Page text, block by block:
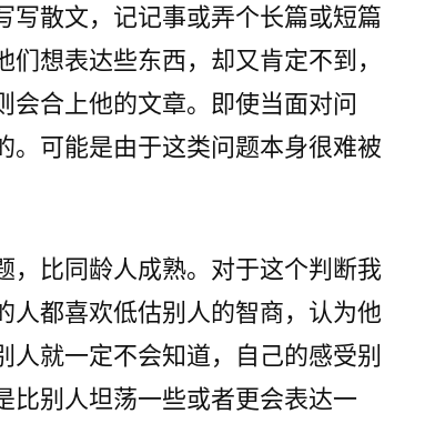
写散文，记记事或弄个长篇或短篇
想表达些东西，却又肯定不到，
会合上他的文章。即使当面对问
。可能是由于这类问题本身很难被
，比同龄人成熟。对于这个判断我
人都喜欢低估别人的智商，认为他
就一定不会知道，自己的感受别
比别人坦荡一些或者更会表达一